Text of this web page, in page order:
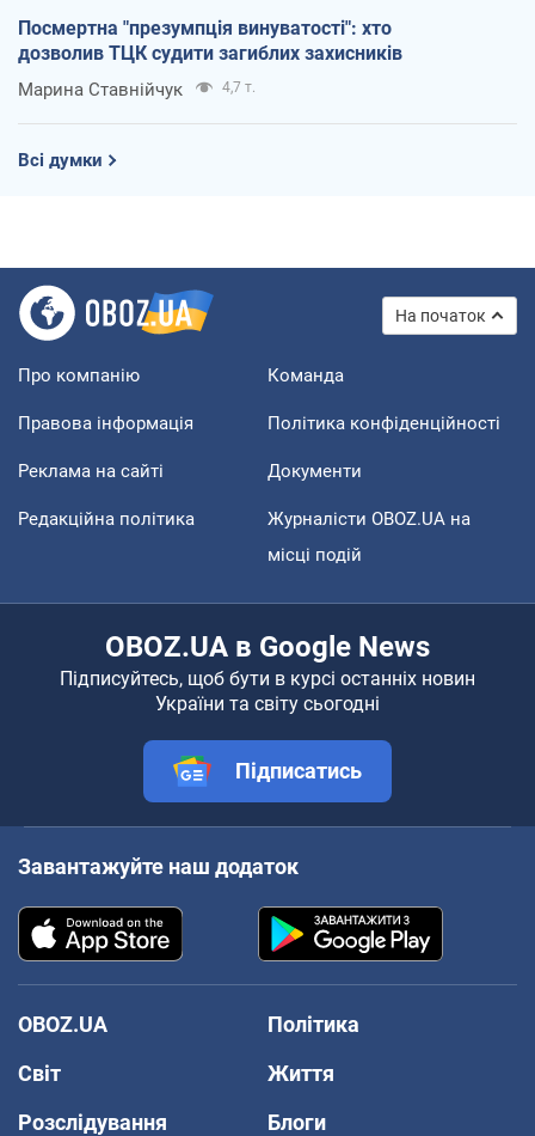
Посмертна "презумпція винуватості": хто
дозволив ТЦК судити загиблих захисників
Марина Ставнійчук 4,7 т.
Всі думки
На початок
Про компанію Команда
Правова інформація Політика конфіденційності
Реклама на сайті Документи
Редакційна політика
Журналісти OBOZ.UA на
місці подій
OBOZ.UA в Google News
Підписуйтесь, щоб бути в курсі останніх новин
України та світу сьогодні
Підписатись
Завантажуйте наш додаток
OBOZ.UA
Політика
Світ
Життя
Розслідування
Блоги